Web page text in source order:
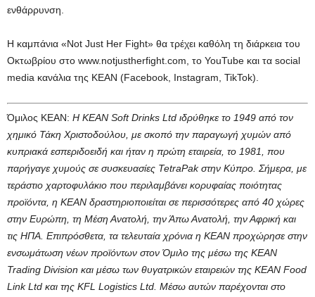
ενθάρρυνση.
Η καμπάνια «Not Just Her Fight» θα τρέχει καθόλη τη διάρκεια του
Οκτωβρίου στο www.notjustherfight.com, το YouTube και τα social
media κανάλια της KEAN (Facebook, Instagram, TikTok).
Όμιλος ΚΕΑΝ: Η KEAN Soft Drinks Ltd ιδρύθηκε το 1949 από τον
χημικό Τάκη Χριστοδούλου, με σκοπό την παραγωγή χυμών από
κυπριακά εσπεριδοειδή και ήταν η πρώτη εταιρεία, το 1981, που
παρήγαγε χυμούς σε συσκευασίες TetraPak στην Κύπρο. Σήμερα, με
τεράστιο χαρτοφυλάκιο που περιλαμβάνει κορυφαίας ποιότητας
προϊόντα, η KEAN δραστηριοποιείται σε περισσότερες από 40 χώρες
στην Ευρώπη, τη Μέση Ανατολή, την Άπω Ανατολή, την Αφρική και
τις ΗΠΑ. Επιπρόσθετα, τα τελευταία χρόνια η ΚΕΑΝ προχώρησε στην
ενσωμάτωση νέων προϊόντων στον Όμιλο της μέσω της KEAN
Trading Division και μέσω των θυγατρικών εταιρειών της KEAN Food
Link Ltd και της KFL Logistics Ltd. Μέσω αυτών παρέχονται στο